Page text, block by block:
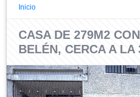
Inicio
CASA DE 279M2
BELÉN, CERCA A LA